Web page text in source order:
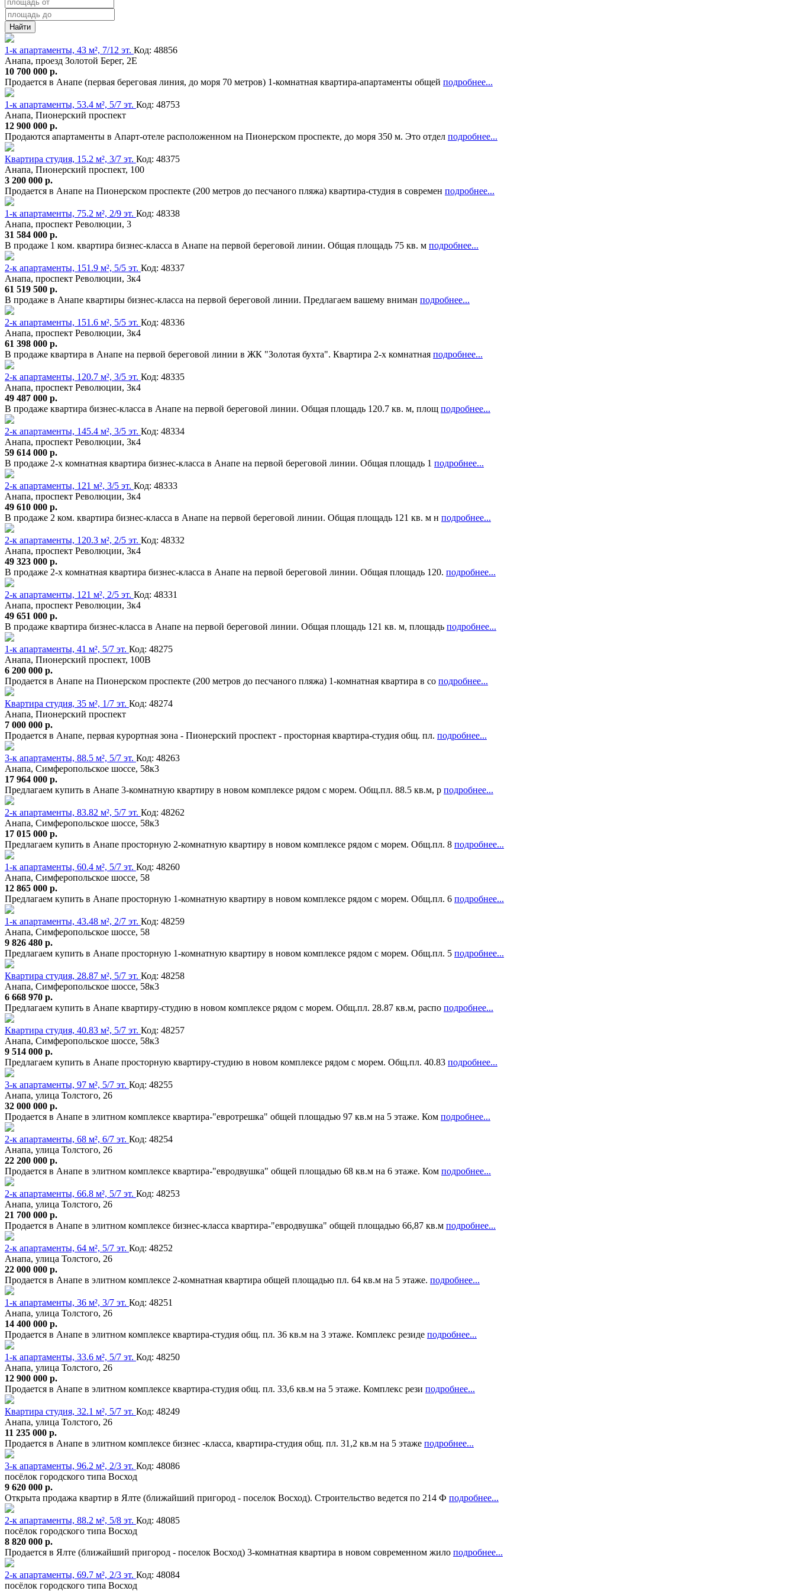
Найти
1-к апартаменты, 43 м², 7/12 эт. Код: 48856
Анапа, проезд Золотой Берег, 2Е
10 700 000 р.
Продается в Анапе (первая береговая линия, до моря 70 метров) 1-комнатная квартира-апартаменты общей подробнее...
1-к апартаменты, 53.4 м², 5/7 эт. Код: 48753
Анапа, Пионерский проспект
12 900 000 р.
Продаются апартаменты в Апарт-отеле расположенном на Пионерском проспекте, до моря 350 м. Это отдел подробнее...
Квартира студия, 15.2 м², 3/7 эт. Код: 48375
Анапа, Пионерский проспект, 100
3 200 000 р.
Продается в Анапе на Пионерском проспекте (200 метров до песчаного пляжа) квартира-студия в современ подробнее...
1-к апартаменты, 75.2 м², 2/9 эт. Код: 48338
Анапа, проспект Революции, 3
31 584 000 р.
В продаже 1 ком. квартира бизнес-класса в Анапе на первой береговой линии. Общая площадь 75 кв. м подробнее...
2-к апартаменты, 151.9 м², 5/5 эт. Код: 48337
Анапа, проспект Революции, 3к4
61 519 500 р.
В продаже в Анапе квартиры бизнес-класса на первой береговой линии. Предлагаем вашему вниман подробнее...
2-к апартаменты, 151.6 м², 5/5 эт. Код: 48336
Анапа, проспект Революции, 3к4
61 398 000 р.
В продаже квартира в Анапе на первой береговой линии в ЖК "Золотая бухта". Квартира 2-х комнатная подробнее...
2-к апартаменты, 120.7 м², 3/5 эт. Код: 48335
Анапа, проспект Революции, 3к4
49 487 000 р.
В продаже квартира бизнес-класса в Анапе на первой береговой линии. Общая площадь 120.7 кв. м, площ подробнее...
2-к апартаменты, 145.4 м², 3/5 эт. Код: 48334
Анапа, проспект Революции, 3к4
59 614 000 р.
В продаже 2-х комнатная квартира бизнес-класса в Анапе на первой береговой линии. Общая площадь 1 подробнее...
2-к апартаменты, 121 м², 3/5 эт. Код: 48333
Анапа, проспект Революции, 3к4
49 610 000 р.
В продаже 2 ком. квартира бизнес-класса в Анапе на первой береговой линии. Общая площадь 121 кв. м н подробнее...
2-к апартаменты, 120.3 м², 2/5 эт. Код: 48332
Анапа, проспект Революции, 3к4
49 323 000 р.
В продаже 2-х комнатная квартира бизнес-класса в Анапе на первой береговой линии. Общая площадь 120. подробнее...
2-к апартаменты, 121 м², 2/5 эт. Код: 48331
Анапа, проспект Революции, 3к4
49 651 000 р.
В продаже квартира бизнес-класса в Анапе на первой береговой линии. Общая площадь 121 кв. м, площадь подробнее...
1-к апартаменты, 41 м², 5/7 эт. Код: 48275
Анапа, Пионерский проспект, 100В
6 200 000 р.
Продается в Анапе на Пионерском проспекте (200 метров до песчаного пляжа) 1-комнатная квартира в со подробнее...
Квартира студия, 35 м², 1/7 эт. Код: 48274
Анапа, Пионерский проспект
7 000 000 р.
Продается в Анапе, первая курортная зона - Пионерский проспект - просторная квартира-студия общ. пл. подробнее...
3-к апартаменты, 88.5 м², 5/7 эт. Код: 48263
Анапа, Симферопольское шоссе, 58к3
17 964 000 р.
Предлагаем купить в Анапе 3-комнатную квартиру в новом комплексе рядом с морем. Общ.пл. 88.5 кв.м, р подробнее...
2-к апартаменты, 83.82 м², 5/7 эт. Код: 48262
Анапа, Симферопольское шоссе, 58к3
17 015 000 р.
Предлагаем купить в Анапе просторную 2-комнатную квартиру в новом комплексе рядом с морем. Общ.пл. 8 подробнее...
1-к апартаменты, 60.4 м², 5/7 эт. Код: 48260
Анапа, Симферопольское шоссе, 58
12 865 000 р.
Предлагаем купить в Анапе просторную 1-комнатную квартиру в новом комплексе рядом с морем. Общ.пл. 6 подробнее...
1-к апартаменты, 43.48 м², 2/7 эт. Код: 48259
Анапа, Симферопольское шоссе, 58
9 826 480 р.
Предлагаем купить в Анапе просторную 1-комнатную квартиру в новом комплексе рядом с морем. Общ.пл. 5 подробнее...
Квартира студия, 28.87 м², 5/7 эт. Код: 48258
Анапа, Симферопольское шоссе, 58к3
6 668 970 р.
Предлагаем купить в Анапе квартиру-студию в новом комплексе рядом с морем. Общ.пл. 28.87 кв.м, распо подробнее...
Квартира студия, 40.83 м², 5/7 эт. Код: 48257
Анапа, Симферопольское шоссе, 58к3
9 514 000 р.
Предлагаем купить в Анапе просторную квартиру-студию в новом комплексе рядом с морем. Общ.пл. 40.83 подробнее...
3-к апартаменты, 97 м², 5/7 эт. Код: 48255
Анапа, улица Толстого, 26
32 000 000 р.
Продается в Анапе в элитном комплексе квартира-"евротрешка" общей площадью 97 кв.м на 5 этаже. Ком подробнее...
2-к апартаменты, 68 м², 6/7 эт. Код: 48254
Анапа, улица Толстого, 26
22 200 000 р.
Продается в Анапе в элитном комплексе квартира-"евродвушка" общей площадью 68 кв.м на 6 этаже. Ком подробнее...
2-к апартаменты, 66.8 м², 5/7 эт. Код: 48253
Анапа, улица Толстого, 26
21 700 000 р.
Продается в Анапе в элитном комплексе бизнес-класса квартира-"евродвушка" общей площадью 66,87 кв.м подробнее...
2-к апартаменты, 64 м², 5/7 эт. Код: 48252
Анапа, улица Толстого, 26
22 000 000 р.
Продается в Анапе в элитном комплексе 2-комнатная квартира общей площадью пл. 64 кв.м на 5 этаже. подробнее...
1-к апартаменты, 36 м², 3/7 эт. Код: 48251
Анапа, улица Толстого, 26
14 400 000 р.
Продается в Анапе в элитном комплексе квартира-студия общ. пл. 36 кв.м на 3 этаже. Комплекс резиде подробнее...
1-к апартаменты, 33.6 м², 5/7 эт. Код: 48250
Анапа, улица Толстого, 26
12 900 000 р.
Продается в Анапе в элитном комплексе квартира-студия общ. пл. 33,6 кв.м на 5 этаже. Комплекс рези подробнее...
Квартира студия, 32.1 м², 5/7 эт. Код: 48249
Анапа, улица Толстого, 26
11 235 000 р.
Продается в Анапе в элитном комплексе бизнес -класса, квартира-студия общ. пл. 31,2 кв.м на 5 этаже подробнее...
3-к апартаменты, 96.2 м², 2/3 эт. Код: 48086
посёлок городского типа Восход
9 620 000 р.
Открыта продажа квартир в Ялте (ближайший пригород - поселок Восход). Строительство ведется по 214 Ф подробнее...
2-к апартаменты, 88.2 м², 5/8 эт. Код: 48085
посёлок городского типа Восход
8 820 000 р.
Продается в Ялте (ближайший пригород - поселок Восход) 3-комнатная квартира в новом современном жило подробнее...
2-к апартаменты, 69.7 м², 2/3 эт. Код: 48084
посёлок городского типа Восход